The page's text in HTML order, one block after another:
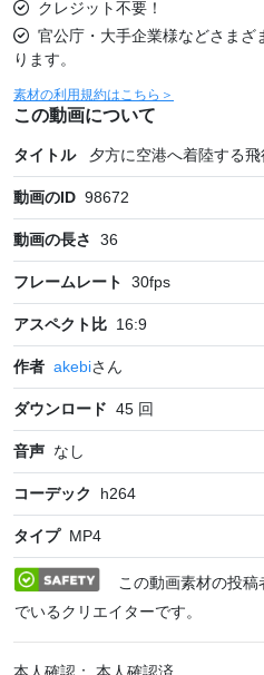
クレジット不要！
官公庁・大手企業様などさまざ
ります。
素材の利用規約はこちら＞
この動画について
タイトル 夕方に空港へ着陸する
動画のID 98672
動画の長さ 36
フレームレート 30fps
アスペクト比 16:9
作者 akebiさん
ダウンロード 45 回
音声 なし
コーデック h264
タイプ MP4
この動画素材の投稿
でいるクリエイターです。
本人確認： 本人確認済